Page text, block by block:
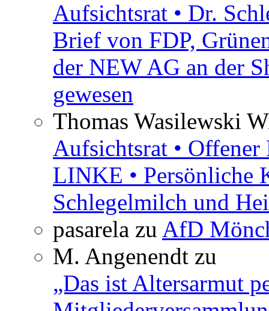
Aufsichtsrat • Dr.
Brief von FDP,
der NEW AG an der
gewesen
Thomas Wasilewski
Aufsichtsrat •
LINKE • Persönliche
Schlegelmilch und
pasarela zu AfD
M. Angenendt zu
„Das ist Altersarmut